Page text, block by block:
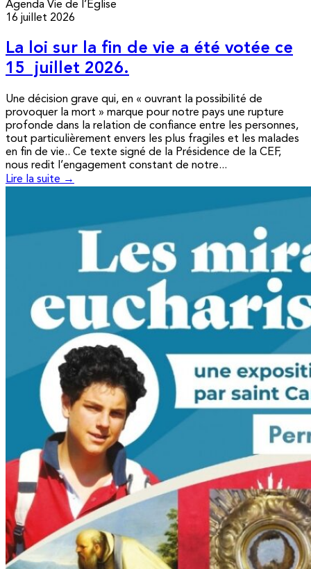
Agenda Vie de l’Église
16 juillet 2026
La loi sur la fin de vie a été votée ce
15 juillet 2026.
Une décision grave qui, en « ouvrant la possibilité de
provoquer la mort » marque pour notre pays une rupture
profonde dans la relation de confiance entre les personnes,
tout particulièrement envers les plus fragiles et les malades
en fin de vie.. Ce texte signé de la Présidence de la CEF,
nous redit l’engagement constant de notre...
Lire la suite →